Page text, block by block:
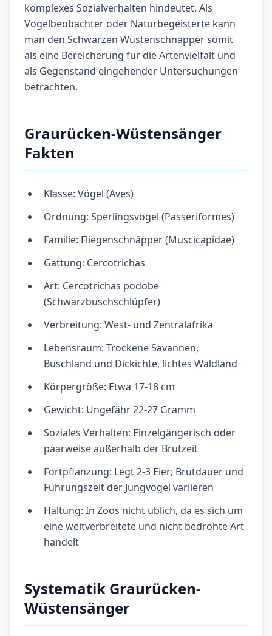
komplexes Sozialverhalten hindeutet. Als
Vogelbeobachter oder Naturbegeisterte kann
man den Schwarzen Wüstenschnäpper somit
als eine Bereicherung für die Artenvielfalt und
als Gegenstand eingehender Untersuchungen
betrachten.
Graurücken-Wüstensänger
Fakten
Klasse: Vögel (Aves)
Ordnung: Sperlingsvögel (Passeriformes)
Familie: Fliegenschnäpper (Muscicapidae)
Gattung: Cercotrichas
Art: Cercotrichas podobe
(Schwarzbuschschlüpfer)
Verbreitung: West- und Zentralafrika
Lebensraum: Trockene Savannen,
Buschland und Dickichte, lichtes Waldland
Körpergröße: Etwa 17-18 cm
Gewicht: Ungefähr 22-27 Gramm
Soziales Verhalten: Einzelgängerisch oder
paarweise außerhalb der Brutzeit
Fortpflanzung: Legt 2-3 Eier; Brutdauer und
Führungszeit der Jungvögel variieren
Haltung: In Zoos nicht üblich, da es sich um
eine weitverbreitete und nicht bedrohte Art
handelt
Systematik Graurücken-
Wüstensänger